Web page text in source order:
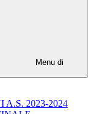
Menu di
2023-2024